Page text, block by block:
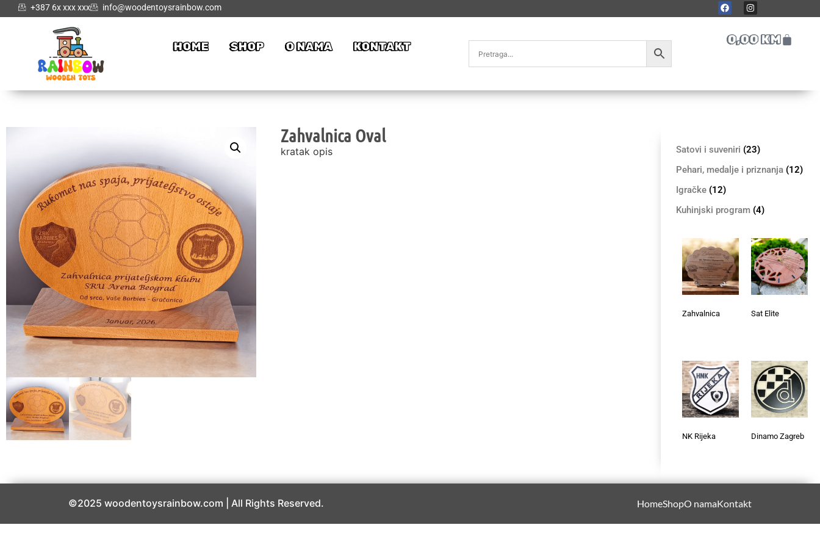
+387 6x xxx xxx info@woodentoysrainbow.com
HOME SHOP O NAMA KONTAKT 0,00KM
Zahvalnica Oval
kratak opis Satovi i suveniri (23)
Pehari, medalje i priznanja (12)
Igračke (12)
Kuhinjski program (4)
Zahvalnica Sat Elite
NK Rijeka Dinamo Zagreb
©2025 woodentoysrainbow.com | All Rights Reserved. HomeShopO namaKontakt